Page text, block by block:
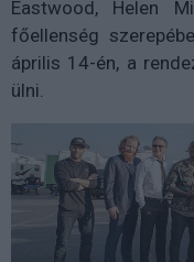
Eastwood, Helen
főellenség
április 14-én, a
ülni.